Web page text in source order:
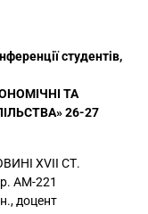
студентів,
ТА
26-27
XVII СТ.
АМ-221
доцент